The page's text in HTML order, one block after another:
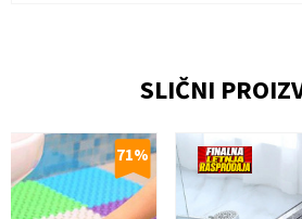
Poruka
SLIČNI
71%